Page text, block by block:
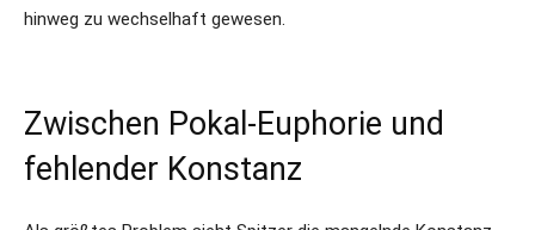
hinweg zu wechselhaft gewesen.
Zwischen Pokal-Euphorie und
fehlender Konstanz